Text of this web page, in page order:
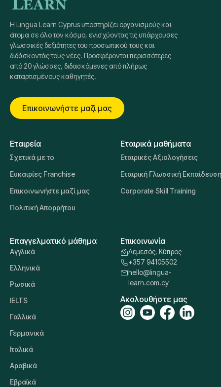
Η Lingua Learn Cyprus υποστηρίζει οργανισμούς και
άτομα σε όλο τον κόσμο, ενισχύοντας τις υπάρχουσες
γλωσσικές δεξιότητες του προσωπικού τους και
διδάσκοντάς τους νέες. Προσφέρονται περισσότερες
από 20 γλώσσες, διδασκόμενες από πλήρως
καταρτισμένους καθηγητές.
Επικοινωνήστε μαζί μας
Εταιρεία
Σχετικά με το
Ευκαιρίες Franchise
Επικοινωνήστε μαζί μας
Πολιτική Απορρήτου
Εταιρικά μαθήματα
Εταιρικές Αξιολογήσεις
Εταιρική Γλωσσική Εκπαίδευση
Corporate Skill Training
Επαγγελματικό μάθημα
Αγγλικά
Ελληνικά
Ρωσικά
IELTS
Γαλλικά
Γερμανικά
Ιταλικά
Αραβικά
Εβραϊκά
Επικοινωνία
Λεμεσός, Κύπρος
+357 94105502
hello@lingua-
learn.com.cy
Ακολουθήστε μας